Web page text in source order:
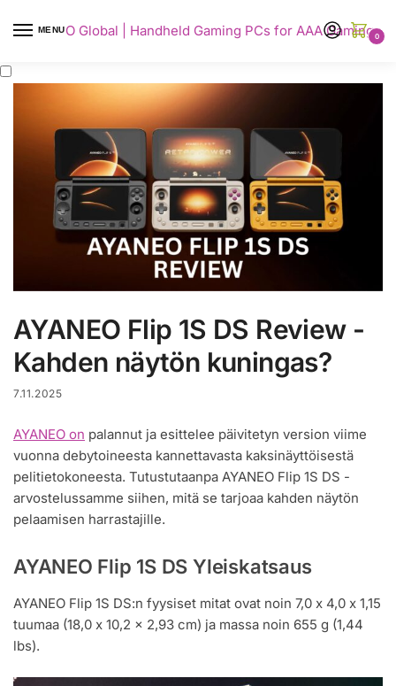
MENU
AYANEO Global | Handheld Gaming PCs for AAA Gaming0
AYANEO Flip 1S DS Review -
Kahden näytön kuningas?
7.11.2025
AYANEO on palannut ja esittelee päivitetyn version viime
vuonna debytoineesta kannettavasta kaksinäyttöisestä
pelitietokoneesta. Tutustutaanpa AYANEO Flip 1S DS -
arvostelussamme siihen, mitä se tarjoaa kahden näytön
pelaamisen harrastajille.
AYANEO Flip 1S DS Yleiskatsaus
AYANEO Flip 1S DS:n fyysiset mitat ovat noin 7,0 x 4,0 x 1,15
tuumaa (18,0 x 10,2 x 2,93 cm) ja massa noin 655 g (1,44
lbs).